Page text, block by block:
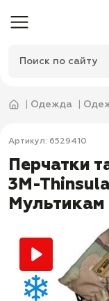
Одежда
Артикул: 6529410
Перчатки
3M-
Мультикам